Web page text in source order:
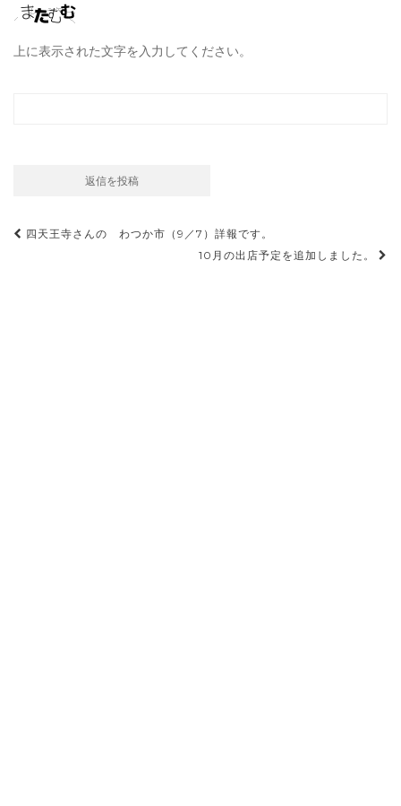
上に表示された文字を入力してください。
投四天王寺さんの わつか市（9／7）詳報です。
10月の出店予定を追加しました。